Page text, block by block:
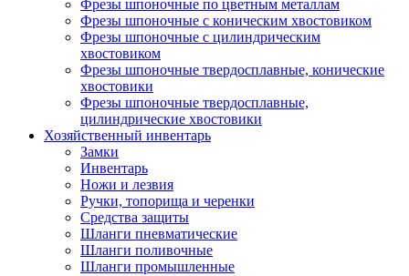
Фрезы шпоночные по цветным металлам
Фрезы шпоночные с коническим хвостовиком
Фрезы шпоночные с цилиндрическим
хвостовиком
Фрезы шпоночные твердосплавные, конические
хвостовики
Фрезы шпоночные твердосплавные,
цилиндрические хвостовики
Хозяйственный инвентарь
Замки
Инвентарь
Ножи и лезвия
Ручки, топорища и черенки
Средства защиты
Шланги пневматические
Шланги поливочные
Шланги промышленные